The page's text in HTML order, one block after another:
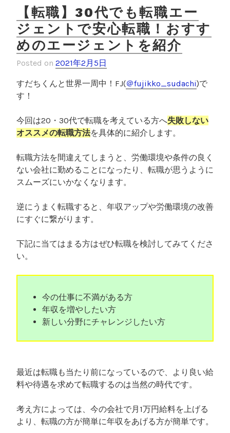
仕
事
探
し
方
法
・
ビ
ザ
説
！
ワ
ホ
リ
海
務
駐
在
員
”
【転職】30代でも転職エー
ジェントで安心転職！おすす
めのエージェントを紹介
Posted on 2021年2月5日
すだちくんと世界一周中！ FJ(＠fujikko_sudachi)で
す！
今回は20・30代で転職を考えている方へ失敗しない
オススメの転職方法を具体的に紹介します。
転職方法を間違えてしまうと、労働環境や条件の良く
ない会社に勤めることになったり、転職が思うように
スムーズにいかなくなります。
逆にうまく転職すると、年収アップや労働環境の改善
にすぐに繋がります。
下記に当てはまる方はぜひ転職を検討してみてくださ
い。
今の仕事に不満がある方
年収を増やしたい方
新しい分野にチャレンジしたい方
最近は転職も当たり前になっているので、より良い給
料や待遇を求めて転職するのは当然の時代です。
考え方によっては、今の会社で月1万円給料を上げる
より、転職の方が簡単に年収をあげる方が簡単です。